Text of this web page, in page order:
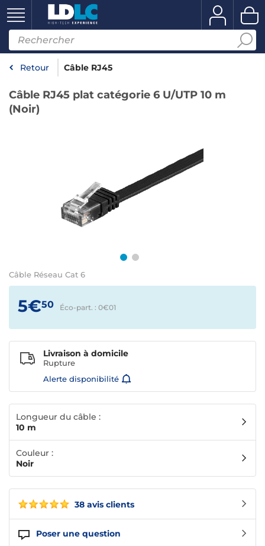
Retour Câble RJ45
Câble RJ45 plat catégorie 6 U/UTP 10 m
(Noir)
Câble Réseau Cat 6
38 avis clients
Poser une question
5€50 Éco-part. : 0€01
Livraison à domicile
Rupture
Alerte disponibilité
Longueur du câble :
10 m
Couleur :
Noir